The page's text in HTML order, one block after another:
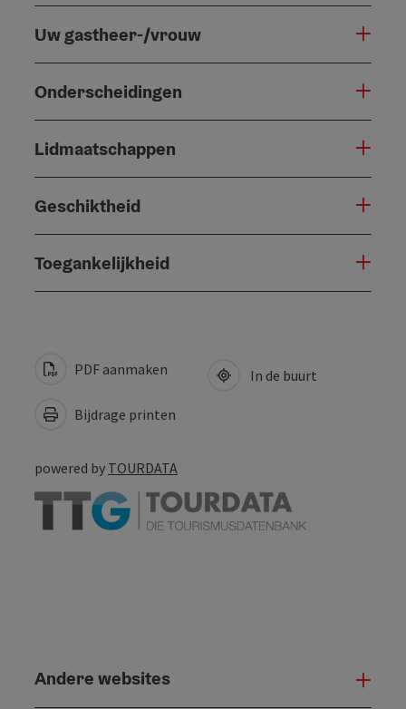
Uw gastheer-/vrouw
Onderscheidingen
Lidmaatschappen
Geschiktheid
Toegankelijkheid
PDF aanmaken
Bijdrage printen
In de buurt
powered by TOURDATA
Andere websites